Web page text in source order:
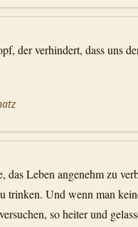
der verhindert, dass uns
das Leben angenehm zu
trinken. Und wenn man
so heiter und